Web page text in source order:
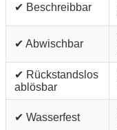
✔ Beschreibbar
✔ Abwischbar
✔ Rückstandslos
ablösbar
✔ Wasserfest